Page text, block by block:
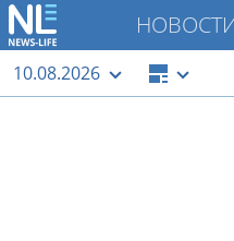
10.08.2026